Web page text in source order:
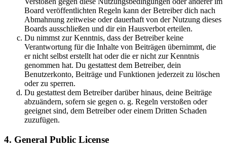
Board veröffentlichten Regeln kann der Betreiber dich nach
Abmahnung zeitweise oder dauerhaft von der Nutzung dieses
Boards ausschließen und dir ein Hausverbot erteilen.
Du nimmst zur Kenntnis, dass der Betreiber keine
Verantwortung für die Inhalte von Beiträgen übernimmt, die
er nicht selbst erstellt hat oder die er nicht zur Kenntnis
genommen hat. Du gestattest dem Betreiber, dein
Benutzerkonto, Beiträge und Funktionen jederzeit zu löschen
oder zu sperren.
Du gestattest dem Betreiber darüber hinaus, deine Beiträge
abzuändern, sofern sie gegen o. g. Regeln verstoßen oder
geeignet sind, dem Betreiber oder einem Dritten Schaden
zuzufügen.
4. General Public License